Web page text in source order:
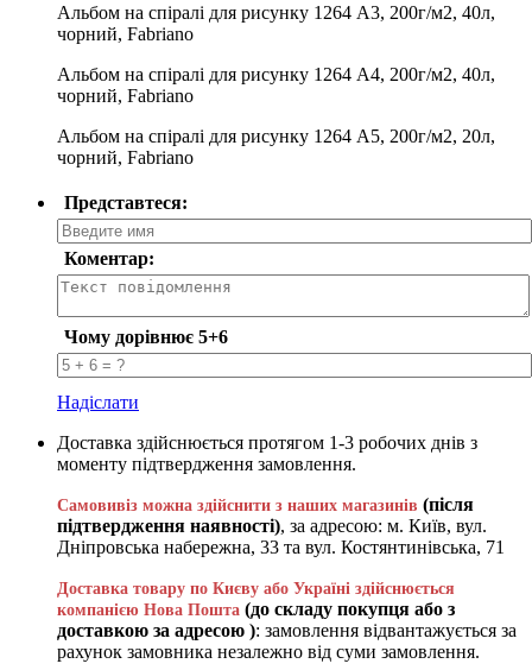
Альбом на спіралі для рисунку 1264 А3, 200г/м2, 40л,
чорний, Fabriano
Альбом на спіралі для рисунку 1264 А4, 200г/м2, 40л,
чорний, Fabriano
Альбом на спіралі для рисунку 1264 А5, 200г/м2, 20л,
чорний, Fabriano
Представтеся:
Коментар:
Чому дорівнює 5+6
Надіслати
Доставка здійснюється протягом 1-3 робочих днів з
моменту підтвердження замовлення.
Самовивіз можна здійснити з наших магазинів (після
підтвердження наявності), за адресою: м. Київ, вул.
Дніпровська набережна, 33 та вул. Костянтинівська, 71
Доставка товару по Києву або Україні здійснюється
компанією Нова Пошта (до складу покупця або з
доставкою за адресою ): замовлення відвантажується за
рахунок замовника незалежно від суми замовлення.